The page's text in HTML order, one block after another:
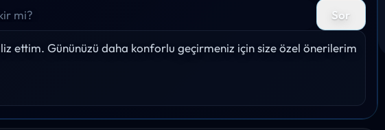
Sor
ettim. Gününüzü daha konforlu geçirmeniz için size özel önerilerim
28°
Yağış: 0% Yağış: 0%